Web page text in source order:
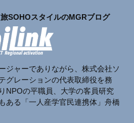
SOHOスタイルのMGRブログ
ジャーでありながら、株式会社ソ
グレーションの代表取締役を務
NPOの平職員、大学の客員研究
ある「一人産学官民連携体」舟橋